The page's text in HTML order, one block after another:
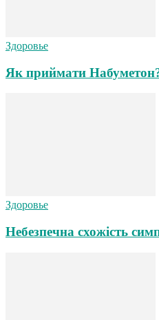
Здоровье
Як приймати
Здоровье
Небезпечна схожість